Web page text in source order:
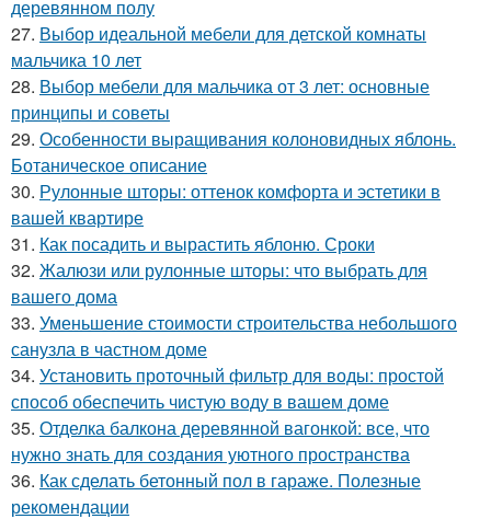
деревянном полу
27. Выбор идеальной мебели для детской комнаты
мальчика 10 лет
28. Выбор мебели для мальчика от 3 лет: основные
принципы и советы
29. Особенности выращивания колоновидных яблонь.
Ботаническое описание
30. Рулонные шторы: оттенок комфорта и эстетики в
вашей квартире
31. Как посадить и вырастить яблоню. Сроки
32. Жалюзи или рулонные шторы: что выбрать для
вашего дома
33. Уменьшение стоимости строительства небольшого
санузла в частном доме
34. Установить проточный фильтр для воды: простой
способ обеспечить чистую воду в вашем доме
35. Отделка балкона деревянной вагонкой: все, что
нужно знать для создания уютного пространства
36. Как сделать бетонный пол в гараже. Полезные
рекомендации